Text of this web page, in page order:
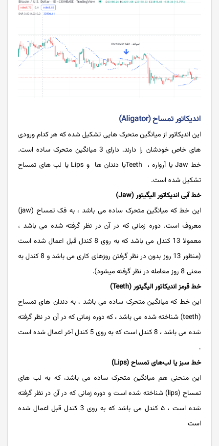
اندیکاتور تمساح (Aligator)
این اندیکاتور از میانگین متحرک هایی تشکیل شده که هر کدام ورودی
های خاص خودشان را دارند. دارای 3 میانگین متحرک ساده است.
خط Jaw یا آرواره ، Teethیا دندان ها و Lips یا لب های تمساح
تشکیل شده است.
خط آبی اندیکاتور الیگیتور (Jaw)
این خط که میانگین متحرک ساده می باشد ، به فک تمساح (jaw)
معروف است. دوره زمانی که در آن در نظر گرفته شده می باشد ،
معمولا 13 کندل می باشد که به روی 8 کندل قبل اعمال شده است
(منظور 13 روز بدون در نظر گرفتن روزهای کاری می باشد و 8 کندل به
معنی 8 روز معامله در نظر گرفته میشود).
خط قرمز اندیکاتور الیگیتور (Teeth)
این خط که میانگین متحرک ساده می باشد ، به دندان های تمساح
(teeth) شناخته شده می باشد ، که دوره زمانی که در آن در نظر گرفته
شده می باشد ، 8 کندل است که به روی 5 کندل آخر اعمال شده است
.
خط سبز یا لب‌های تمساح (Lips)
این منحنی هم میانگین متحرک ساده می باشد، که به لب های
تمساح (lips) شناخته شده است و دوره زمانی که در آن در نظر گرفته
شده است ، ۵ کندل می باشد که به روی 3 کندل قبل اعمال شده
است